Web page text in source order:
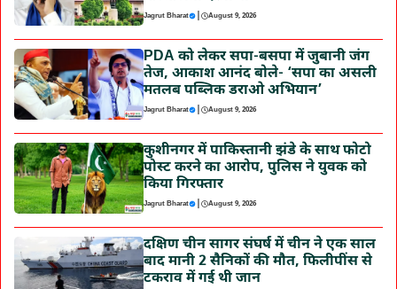
Jagrut Bharat | August 9, 2026
PDA को लेकर सपा-बसपा में जुबानी जंग
तेज, आकाश आनंद बोले- ‘सपा का असली
मतलब पब्लिक डराओ अभियान’
Jagrut Bharat | August 9, 2026
कुशीनगर में पाकिस्तानी झंडे के साथ फोटो
पोस्ट करने का आरोप, पुलिस ने युवक को
किया गिरफ्तार
Jagrut Bharat | August 9, 2026
दक्षिण चीन सागर संघर्ष में चीन ने एक साल
बाद मानी 2 सैनिकों की मौत, फिलीपींस से
टकराव में गई थी जान